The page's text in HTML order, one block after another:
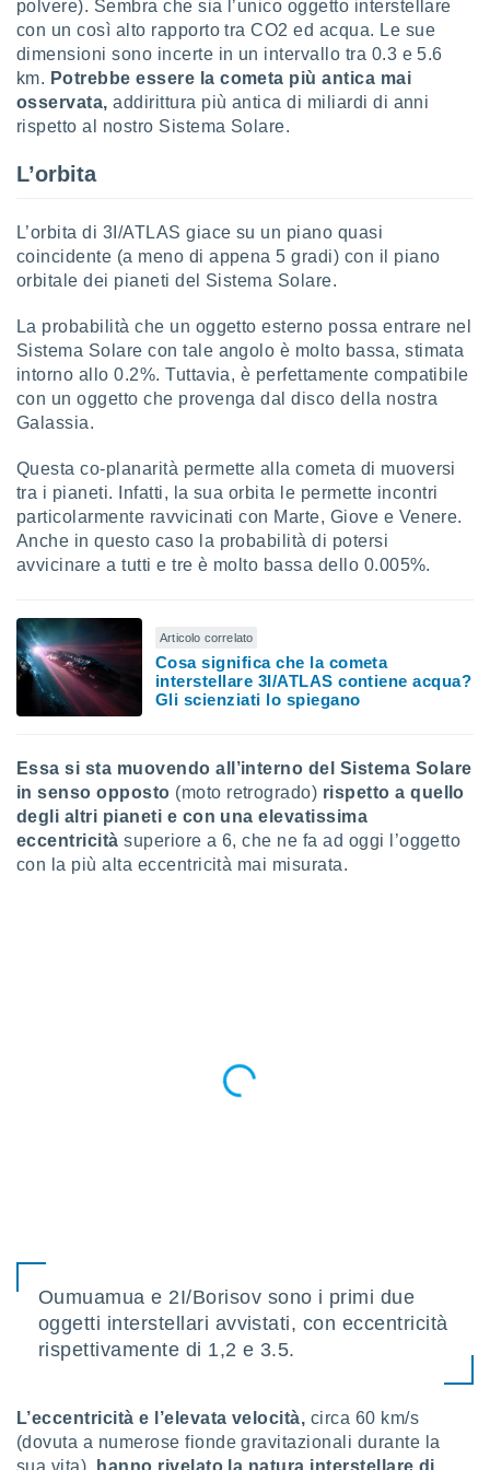
" o
cookie
sito
il
dei
dati
la
della
creare
profili
degli
dei
delle
polvere). Sembra che sia l’unico oggetto interstellare
con un così alto rapporto tra CO2 ed acqua. Le sue
dimensioni sono incerte in un intervallo tra 0.3 e 5.6
km. Potrebbe essere la cometa più antica mai
osservata, addirittura più antica di miliardi di anni
rispetto al nostro Sistema Solare.
L’orbita
L’orbita di 3I/ATLAS giace su un piano quasi
coincidente (a meno di appena 5 gradi) con il piano
orbitale dei pianeti del Sistema Solare.
La probabilità che un oggetto esterno possa entrare nel
Sistema Solare con tale angolo è molto bassa, stimata
intorno allo 0.2%. Tuttavia, è perfettamente compatibile
con un oggetto che provenga dal disco della nostra
Galassia.
Questa co-planarità permette alla cometa di muoversi
tra i pianeti. Infatti, la sua orbita le permette incontri
particolarmente ravvicinati con Marte, Giove e Venere.
Anche in questo caso la probabilità di potersi
avvicinare a tutti e tre è molto bassa dello 0.005%.
Articolo correlato
Cosa significa che la cometa
interstellare 3I/ATLAS contiene acqua?
Gli scienziati lo spiegano
Essa si sta muovendo all’interno del Sistema Solare
in senso opposto (moto retrogrado) rispetto a quello
degli altri pianeti e con una elevatissima
eccentricità superiore a 6, che ne fa ad oggi l’oggetto
con la più alta eccentricità mai misurata.
Oumuamua e 2I/Borisov sono i primi due
oggetti interstellari avvistati, con eccentricità
rispettivamente di 1,2 e 3.5.
L’eccentricità e l’elevata velocità, circa 60 km/s
(dovuta a numerose fionde gravitazionali durante la
sua vita), hanno rivelato la natura interstellare di